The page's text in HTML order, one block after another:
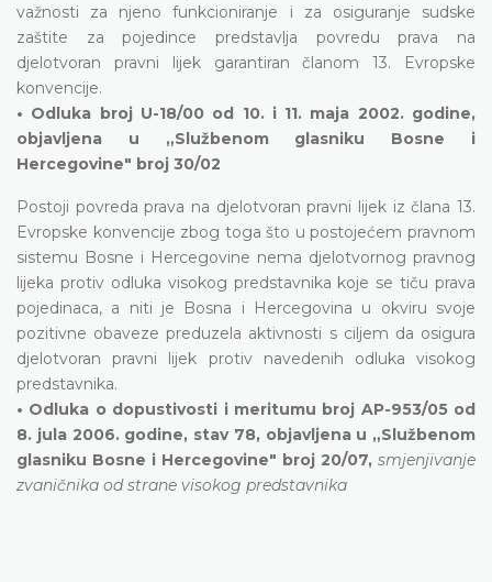
važnosti za njeno funkcioniranje i za osiguranje sudske
zaštite za pojedince predstavlja povredu prava na
djelotvoran pravni lijek garantiran članom 13. Evropske
konvencije.
• Odluka broj U-18/00 od 10. i 11. maja 2002. godine,
objavljena u „Službenom glasniku Bosne i
Hercegovine" broj 30/02
Postoji povreda prava na djelotvoran pravni lijek iz člana 13.
Evropske konvencije zbog toga što u postojećem pravnom
sistemu Bosne i Hercegovine nema djelotvornog pravnog
lijeka protiv odluka visokog predstavnika koje se tiču prava
pojedinaca, a niti je Bosna i Hercegovina u okviru svoje
pozitivne obaveze preduzela aktivnosti s ciljem da osigura
djelotvoran pravni lijek protiv navedenih odluka visokog
predstavnika.
• Odluka o dopustivosti i meritumu broj AP-953/05 od
8. jula 2006. godine, stav 78, objavljena u „Službenom
glasniku Bosne i Hercegovine" broj 20/07, smjenjivanje
zvaničnika od strane visokog predstavnika